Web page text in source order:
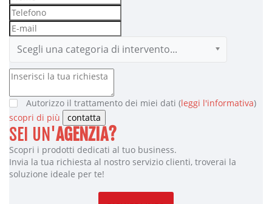
Scegli una categoria di intervento...
Autorizzo il trattamento dei miei dati (leggi l'informativa)
scopri di più
contatta
SEI UN'AGENZIA?
Scopri i prodotti dedicati al tuo business.
Invia la tua richiesta al nostro servizio clienti, troverai la
soluzione ideale per te!